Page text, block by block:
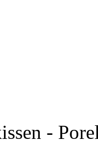
-